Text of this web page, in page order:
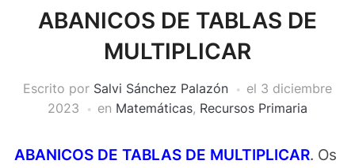
ABANICOS DE TABLAS DE
MULTIPLICAR
Escrito por Salvi Sánchez Palazón el 3 diciembre
2023
en Matemáticas, Recursos Primaria
ABANICOS DE TABLAS DE MULTIPLICAR. Os